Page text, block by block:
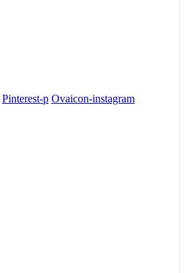
Pinterest-p Ovaicon-instagram